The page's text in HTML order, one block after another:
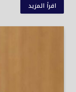
اقرأ المزيد